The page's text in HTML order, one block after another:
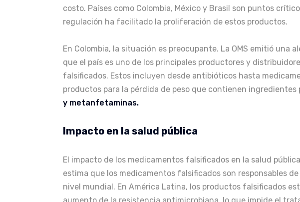
costo​. Países como Colombia, México y Brasil son puntos
regulación ha facilitado la proliferación de estos productos.
En Colombia, la situación es preocupante. La OMS emitió una
que el país es uno de los principales productores y
falsificados. Estos incluyen desde antibióticos hasta
productos para la pérdida de peso que contienen ingredientes
y metanfetaminas​.
Impacto en la salud pública
El impacto de los medicamentos falsificados en la salud
estima que los medicamentos falsificados son responsables
nivel mundial. En América Latina, los productos falsificados